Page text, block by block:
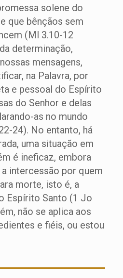
solene do
que bênçãos sem
(Ml 3.10-12
determinação,
mensagens,
na Palavra, por
e pessoal do Espírito
do Senhor e delas
as no mundo
24). No entanto, há
uma situação em
é ineficaz, embora
intercessão por quem
morte, isto é, a
Espírito Santo (1 Jo
não se aplica aos
e fiéis, ou estou